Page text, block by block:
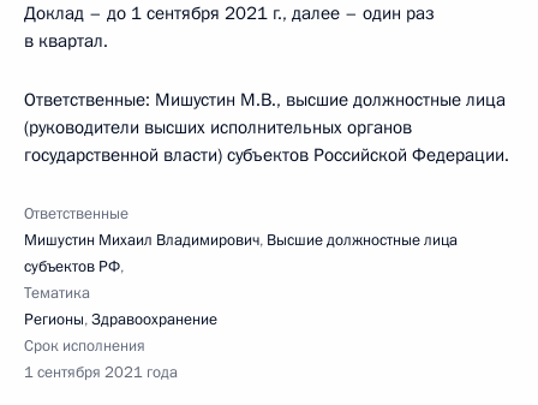
Доклад – до 1 сентября 2021 г., далее – один раз
в квартал.
Ответственные: Мишустин М.В., высшие должностные лица
(руководители высших исполнительных органов
государственной власти) субъектов Российской Федерации.
Ответственные
Мишустин Михаил Владимирович, Высшие должностные лица
субъектов РФ,
Тематика
Регионы,Здравоохранение
Срок исполнения
1 сентября 2021 года